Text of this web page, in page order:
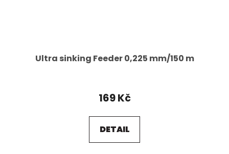
Ultra sinking Feeder 0,225 mm/150 m
169 Kč
DETAIL